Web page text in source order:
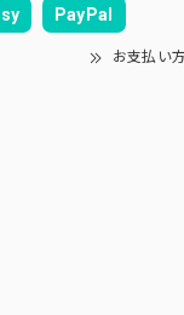
PayPal
お支払い